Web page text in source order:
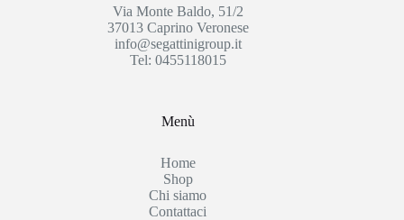
Via Monte Baldo, 51/2
37013 Caprino Veronese
info@segattinigroup.it
Tel: 0455118015
Menù
Home
Shop
Chi siamo
Contattaci